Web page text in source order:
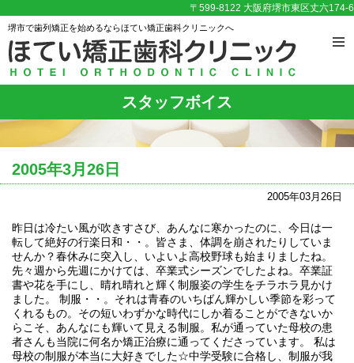
〒599-8122 大阪府堺市東区丈六174-6
堺市で歯列矯正を始めるならほてい矯正歯科クリニックへ
スタッフボイス
2005年3月26日
2005年03月26日
昨日は冷たい風が吹きすさび、あんなに寒かったのに、今日は一
転して絶好の行楽日和・・。皆さま、体調を崩されたりしていま
せんか？春休みに突入し、いよいよ高校野球も始まりましたね。
先々週から先週にかけては、卒業式シーズンでしたよね。卒業証
書や花を手にし、晴れ晴れと輝く制服姿の学生をチラホラ見かけ
ました。 制服・・。それは青春のいちばん輝かしい季節を彩って
くれるもの。その短いわずかな時代にしか着ることができないか
らこそ、あんなにも輝いて見える制服。私が通っていた母校の患
者さんも当院に何名か矯正治療に通ってくださっています。 私は
母校の制服が本当に大好きでした☆中学受験に合格し、制服が我